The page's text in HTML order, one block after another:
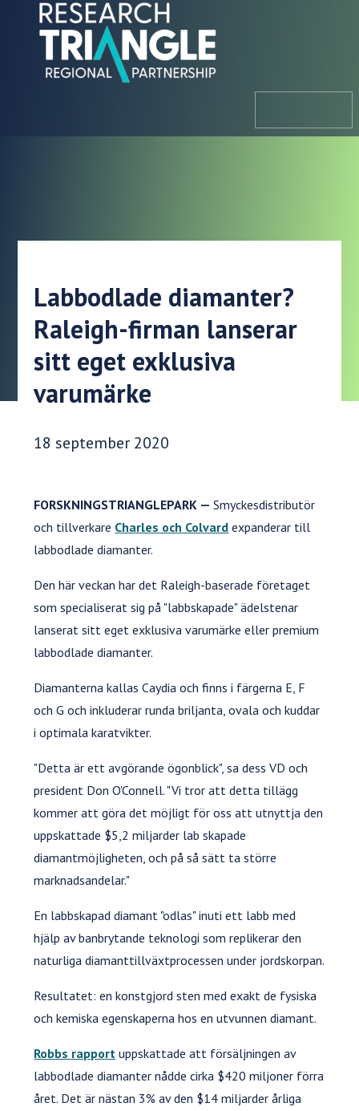
Hoppa till innehållet
Labbodlade diamanter?
Raleigh-firman lanserar
sitt eget exklusiva
varumärke
Publiceringsdatum:
18 september 2020
FORSKNINGSTRIANGLEPARK —Smyckesdistributör
och tillverkare Charles och Colvard expanderar till
labbodlade diamanter.
Den här veckan har det Raleigh-baserade företaget
som specialiserat sig på "labbskapade" ädelstenar
lanserat sitt eget exklusiva varumärke eller premium
labbodlade diamanter.
Diamanterna kallas Caydia och finns i färgerna E, F
och G och inkluderar runda briljanta, ovala och kuddar
i optimala karatvikter.
"Detta är ett avgörande ögonblick", sa dess VD och
president Don O'Connell. "Vi tror att detta tillägg
kommer att göra det möjligt för oss att utnyttja den
uppskattade $5,2 miljarder lab skapade
diamantmöjligheten, och på så sätt ta större
marknadsandelar."
En labbskapad diamant "odlas" inuti ett labb med
hjälp av banbrytande teknologi som replikerar den
naturliga diamanttillväxtprocessen under jordskorpan.
Resultatet: en konstgjord sten med exakt de fysiska
och kemiska egenskaperna hos en utvunnen diamant.
Robbs rapport uppskattade att försäljningen av
labbodlade diamanter nådde cirka $420 miljoner förra
året. Det är nästan 3% av den $14 miljarder årliga